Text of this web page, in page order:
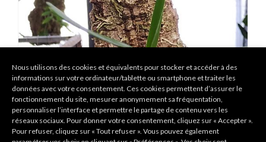
Nous utilisons des cookies et équivalents pour stocker et accéder à des
informations sur votre ordinateur/tablette ou smartphone et traiter les
données avec votre consentement. Ces cookies permettent d’assurer le
fonctionnement du site, mesurer anonymement sa fréquentation,
personnaliser l’interface et permettre le partage de contenu vers les
réseaux sociaux. Pour donner votre consentement, cliquez sur « Accepter ».
Pour refuser, cliquez sur « Tout refuser ». Vous pouvez également